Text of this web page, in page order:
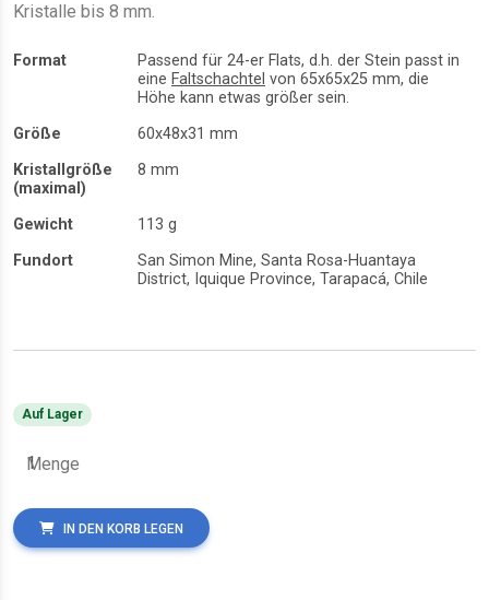
Kristalle bis 8 mm.
Format
Passend für 24-er Flats, d.h. der Stein passt in
eine Faltschachtel von 65x65x25 mm, die
Höhe kann etwas größer sein.
Größe
60x48x31 mm
Kristallgröße
(maximal)
8 mm
Gewicht
113 g
Fundort
San Simon Mine, Santa Rosa-Huantaya
District, Iquique Province, Tarapacá, Chile
Auf Lager
Menge
IN DEN KORB LEGEN